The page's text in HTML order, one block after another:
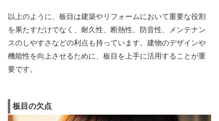
以上のように、板目は建築やリフォームにおいて重要な役割
を果たすだけでなく、耐久性、断熱性、防音性、メンテナン
スのしやすさなどの利点も持っています。建物のデザインや
機能性を向上させるために、板目を上手に活用することが重
要です。
板目の欠点